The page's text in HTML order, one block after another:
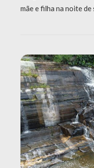
mãe e filha na noite